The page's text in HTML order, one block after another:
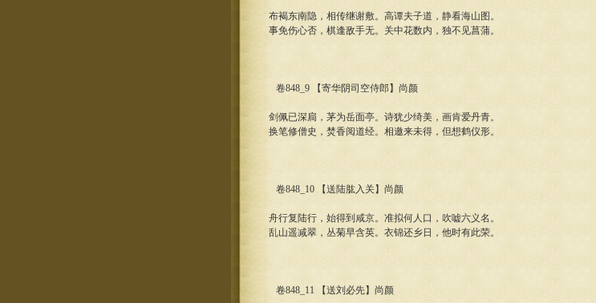
布褐东南隐，相传继谢敷。高谭夫子道，静看海山图。
事免伤心否，棋逢敌手无。关中花数内，独不见菖蒲。
卷848_9 【寄华阴司空侍郎】尚颜
剑佩已深扃，茅为岳面亭。诗犹少绮美，画肯爱丹青。
换笔修僧史，焚香阅道经。相邀来未得，但想鹤仪形。
卷848_10 【送陆肱入关】尚颜
舟行复陆行，始得到咸京。准拟何人口，吹嘘六义名。
乱山遥减翠，丛菊早含英。衣锦还乡日，他时有此荣。
卷848_11 【送刘必先】尚颜